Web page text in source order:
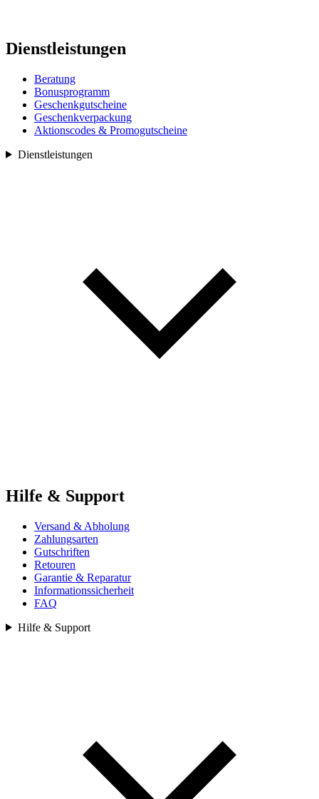
Dienstleistungen
Beratung
Bonusprogramm
Geschenkgutscheine
Geschenkverpackung
Aktionscodes & Promogutscheine
Dienstleistungen
Hilfe & Support
Versand & Abholung
Zahlungsarten
Gutschriften
Retouren
Garantie & Reparatur
Informationssicherheit
FAQ
Hilfe & Support